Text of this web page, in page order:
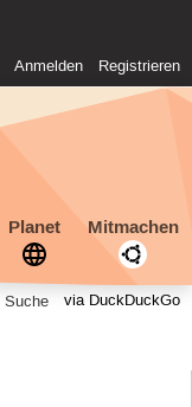
Anmelden Registrieren
Planet Mitmachen
via DuckDuckGo